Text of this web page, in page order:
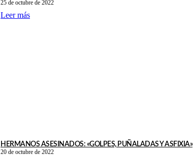
25 de octubre de 2022
Leer más
HERMANOS ASESINADOS: «GOLPES, PUÑALADAS Y ASFIXIA»
20 de octubre de 2022